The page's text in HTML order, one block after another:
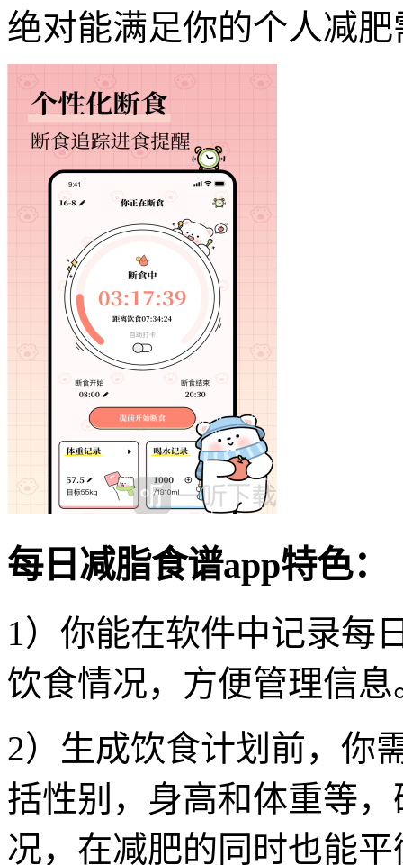
绝对能满足你的个人减肥
每日减脂食谱app特色：
1）你能在软件中记录每
饮食情况，方便管理信息
2）生成饮食计划前，你
括性别，身高和体重等
况，在减肥的同时也能